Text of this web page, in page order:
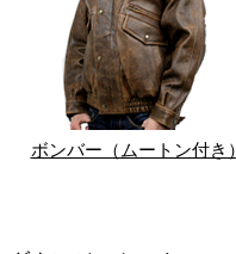
ボンバー（ムートン付き）